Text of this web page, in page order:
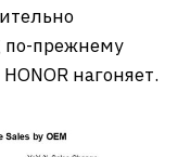
по-прежнему
нагоняет.